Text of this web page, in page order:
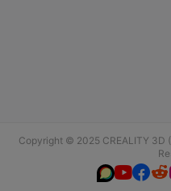
Copyright © 2025 CREALITY 3D
